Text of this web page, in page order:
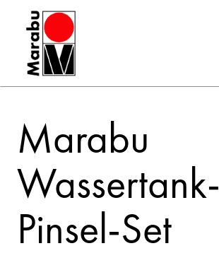
Marabu
Wassertank-
Pinsel-Set